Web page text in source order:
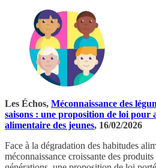
Les Échos, Méconnaissance des
saisons : une proposition de loi pour
alimentaire des jeunes, 16/02/2026
Face à la dégradation des habitudes
méconnaissance croissante des